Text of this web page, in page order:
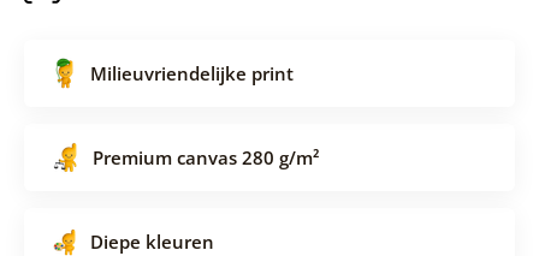
Milieuvriendelijke print
Premium canvas 280 g/m²
Diepe kleuren